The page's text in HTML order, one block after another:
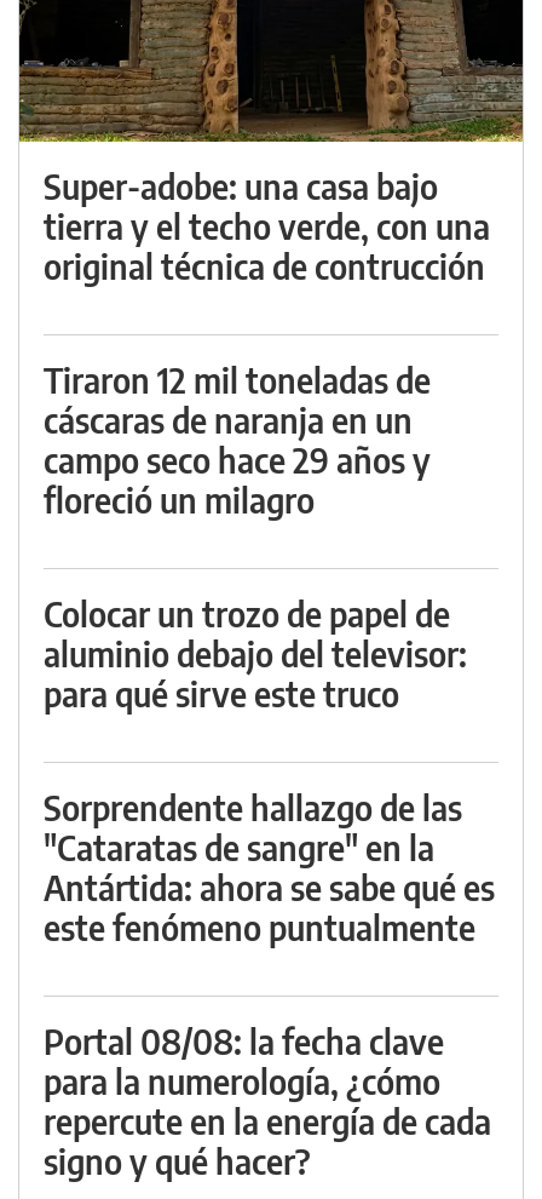
Super-adobe: una casa bajo
tierra y el techo verde, con una
original técnica de contrucción
Tiraron 12 mil toneladas de
cáscaras de naranja en un
campo seco hace 29 años y
floreció un milagro
Colocar un trozo de papel de
aluminio debajo del televisor:
para qué sirve este truco
Sorprendente hallazgo de las
"Cataratas de sangre" en la
Antártida: ahora se sabe qué es
este fenómeno puntualmente
Portal 08/08: la fecha clave
para la numerología, ¿cómo
repercute en la energía de cada
signo y qué hacer?